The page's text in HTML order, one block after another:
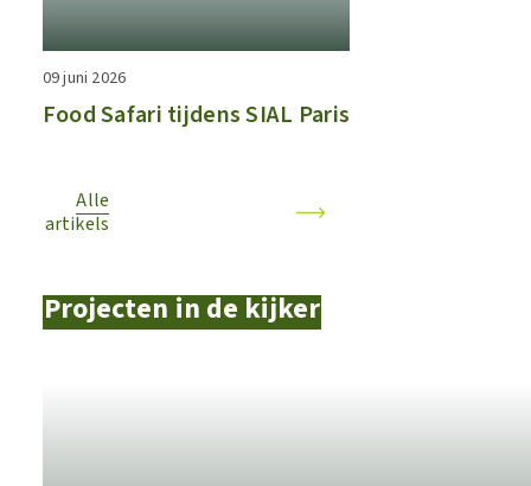
09 juni 2026
Food Safari tijdens SIAL Paris
Alle
artikels
Projecten in de kijker